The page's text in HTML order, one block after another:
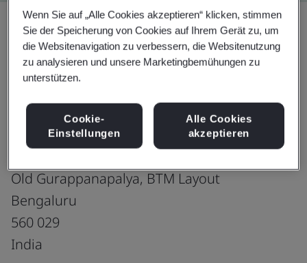
Teilen: Upgrade
Fusion CX Limited
Subramanya Arcade, Tower A
Old Gurappanapalya, BTM Layout
Bengaluru
560 029
India
Wenn Sie auf „Alle Cookies akzeptieren“ klicken, stimmen
Sie der Speicherung von Cookies auf Ihrem Gerät zu, um
die Websitenavigation zu verbessern, die Websitenutzung
zu analysieren und unsere Marketingbemühungen zu
unterstützen.
Cookie-
Einstellungen
Alle Cookies
akzeptieren